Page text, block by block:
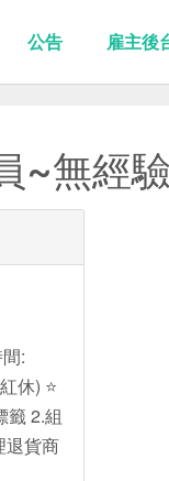
公告 雇主後
~無經
:
休) ⭐
籤 2.組
退貨商